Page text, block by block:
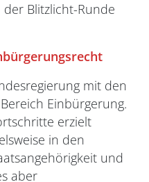
Blitzlicht-Runde
mit den
Einbürgerung.
erzielt
in den
und
aber